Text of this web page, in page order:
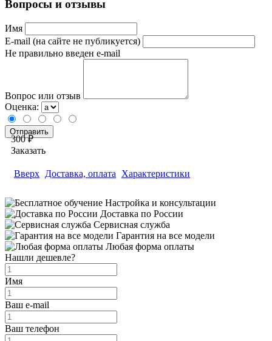
Вопросы и отзывы
Имя
E-mail (на сайте не публикуется)
Не правильно введен e-mail
Вопрос или отзыв
Оценка:
300 ₽
Заказать
Вверх Доставка, оплата Характеристики
Настройка и консультации
Доставка по России
Сервисная служба
Гарантия на все модели
Любая форма оплаты
Нашли дешевле?
Имя
Ваш e-mail
Ваш телефон